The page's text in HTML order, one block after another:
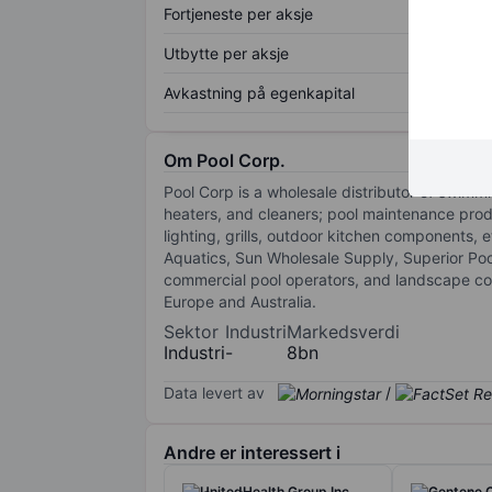
Fortjeneste per aksje
Utbytte per aksje
Avkastning på egenkapital
Om Pool Corp.
Pool Corp is a wholesale distributor of
heaters, and cleaners; pool maintenance
lighting, grills, outdoor kitchen components,
Aquatics, Sun Wholesale Supply, Superior
commercial pool operators, and landscape
Europe and Australia.
Sektor
Industri
Industri
-
Markedsverdi
8bn
Data levert av /
Andre er interessert i